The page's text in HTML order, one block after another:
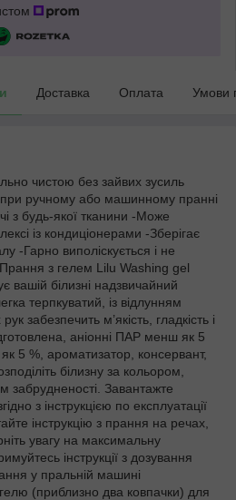
Доставка Оплата Умови
чистою без зайвих зусиль
ручному або машинному пранні
з будь-якої тканини -Може
із кондиціонерами -Зберігає
-Гарно виполіскується і не
з гелем Lilu Washing gel
вашій білизні надзвичайний
терпкуватий, із відлунням
забезпечить м’якість, гладкість і
аніонні ПАР менш як 5
5 %, ароматизатор, консервант,
білизну за кольором,
забрудненості. Завантажте
з інструкцією по експлуатації
інструкцію з прання на речах,
увагу на максимальну
інструкції з дозування
у пральній машині
(приблизно два ковпачки) для